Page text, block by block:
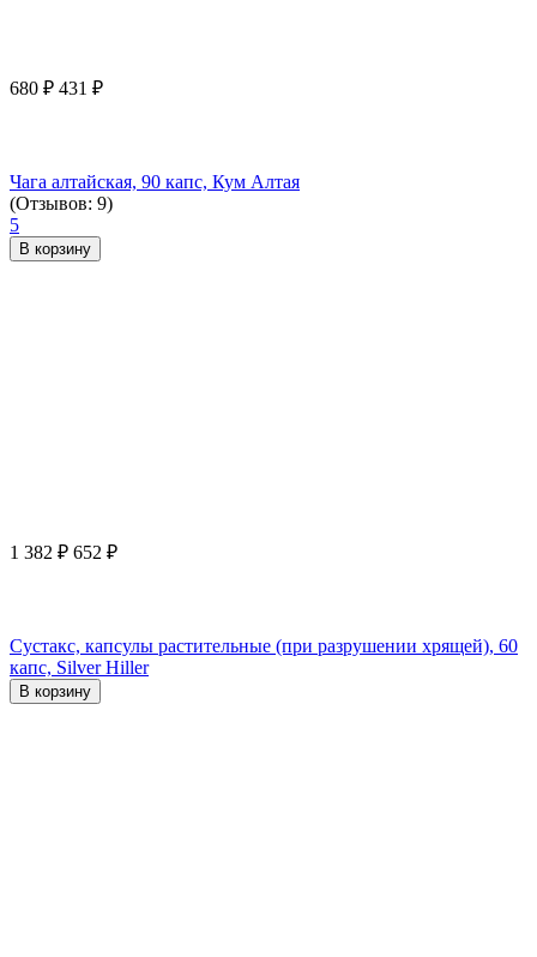
680 ₽ 431 ₽
Чага алтайская, 90 капс, Кум Алтая
(Отзывов: 9)
5
В корзину
1 382 ₽ 652 ₽
Сустакс, капсулы растительные (при разрушении хрящей), 60
капс, Silver Hiller
В корзину